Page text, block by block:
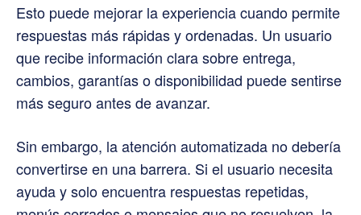
Esto puede mejorar la experiencia cuando permite
respuestas más rápidas y ordenadas. Un usuario
que recibe información clara sobre entrega,
cambios, garantías o disponibilidad puede sentirse
más seguro antes de avanzar.
Sin embargo, la atención automatizada no debería
convertirse en una barrera. Si el usuario necesita
ayuda y solo encuentra respuestas repetidas,